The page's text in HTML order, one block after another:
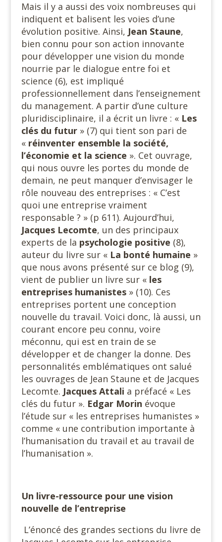
Mais il y a aussi des voix nombreuses qui
indiquent et balisent les voies d’une
évolution positive. Ainsi, Jean Staune,
bien connu pour son action innovante
pour développer une vision du monde
nourrie par le dialogue entre foi et
science (6), est impliqué
professionnellement dans l’enseignement
du management. A partir d’une culture
pluridisciplinaire, il a écrit un livre : « Les
clés du futur » (7) qui tient son pari de
« réinventer ensemble la société,
l’économie et la science ». Cet ouvrage,
qui nous ouvre les portes du monde de
demain, ne peut manquer d’envisager le
rôle nouveau des entreprises : « C’est
quoi une entreprise vraiment
responsable ? » (p 611). Aujourd’hui,
Jacques Lecomte, un des principaux
experts de la psychologie positive (8),
auteur du livre sur « La bonté humaine »
que nous avons présenté sur ce blog (9),
vient de publier un livre sur « les
entreprises humanistes » (10). Ces
entreprises portent une conception
nouvelle du travail. Voici donc, là aussi, un
courant encore peu connu, voire
méconnu, qui est en train de se
développer et de changer la donne. Des
personnalités emblématiques ont salué
les ouvrages de Jean Staune et de Jacques
Lecomte. Jacques Attali a préfacé « Les
clés du futur ». Edgar Morin évoque
l’étude sur « les entreprises humanistes »
comme « une contribution importante à
l’humanisation du travail et au travail de
l’humanisation ».
Un livre-ressource pour une vision
nouvelle de l’entreprise
L’énoncé des grandes sections du livre de